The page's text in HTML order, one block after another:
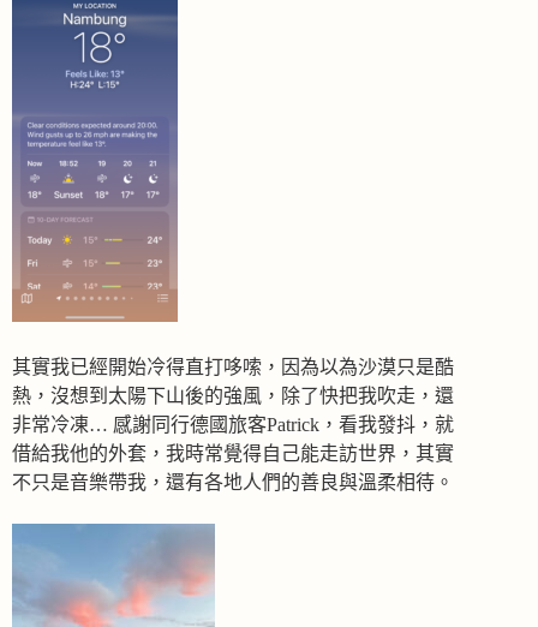
其實我已經開始冷得直打哆嗦，因為以為沙漠只是酷
熱，沒想到太陽下山後的強風，除了快把我吹走，還
非常冷凍… 感謝同行德國旅客Patrick，看我發抖，就
借給我他的外套，我時常覺得自己能走訪世界，其實
不只是音樂帶我，還有各地人們的善良與溫柔相待。